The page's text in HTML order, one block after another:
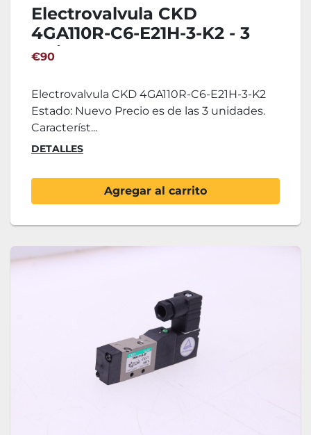
Electrovalvula CKD
4GA110R-C6-E21H-3-K2 - 3
Unidades
€90
Electrovalvula CKD 4GA110R-C6-E21H-3-K2
Estado: Nuevo Precio es de las 3 unidades.
Característ...
DETALLES
Agregar al carrito